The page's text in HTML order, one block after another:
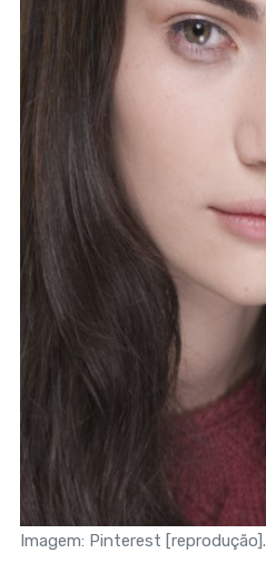
Imagem: Pinterest [reprodução].